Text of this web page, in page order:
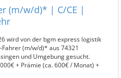
(m/w/d)* | C/CE |
wird von der bgm express logistik
Fahrer (m/w/d)* aus 74321
und Umgebung gesucht.
+ Prämie (ca. 600€ / Monat) +